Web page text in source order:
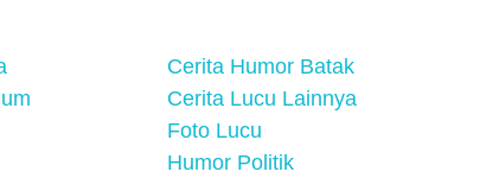
Cerita Humor Batak
Cerita Lucu Lainnya
Foto Lucu
Humor Politik